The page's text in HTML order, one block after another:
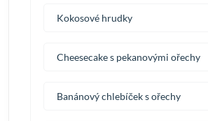
Kokosové hrudky
Cheesecake s pekanovými ořechy
Banánový chlebíček s ořechy